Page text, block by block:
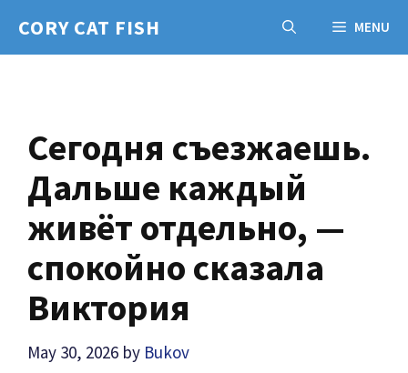
CORY CAT FISH MENU
Сегодня съезжаешь.
Дальше каждый
живёт отдельно, —
спокойно сказала
Виктория
May 30, 2026 by Bukov